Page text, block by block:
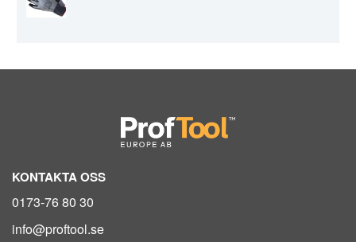
KONTAKTA OSS
0173-76 80 30
info@proftool.se